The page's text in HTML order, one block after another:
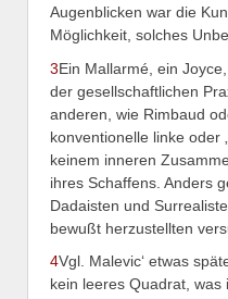
Augenblicken war die
Möglichkeit, solches
3Ein Mallarmé, ein
der gesellschaftlichen
anderen, wie Rimbaud
konventionelle linke oder
keinem inneren
ihres Schaffens. Anders
Dadaisten und
bewußt herzustellten
4Vgl. Malevic‘ etwas
kein leeres Quadrat,